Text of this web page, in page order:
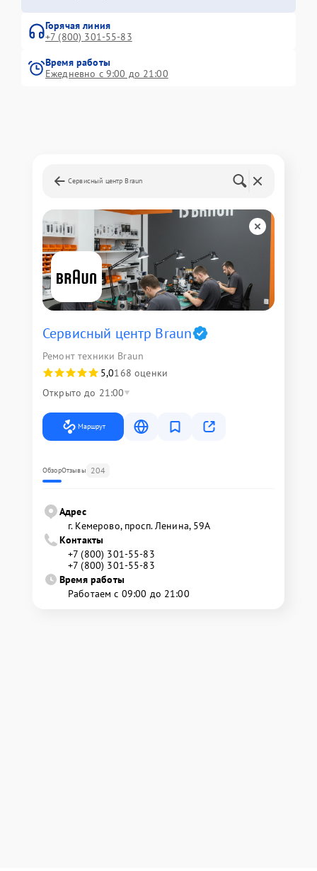
Горячая линия
+7 (800) 301-55-83
Время работы
Ежедневно с 9:00 до 21:00
Сервисный центр Braun
Сервисный центр Braun
Ремонт техники Braun
5,0168 оценки
Открыто до 21:00
Маршрут
ОбзорОтзывы 204
Адрес
г. Кемерово, просп. Ленина, 59А
Контакты
+7 (800) 301-55-83
+7 (800) 301-55-83
Время работы
Работаем с 09:00 до 21:00